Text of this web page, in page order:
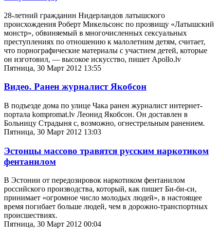
28-летний гражданин Нидерландов латышского
происхождения Роберт Микельсонс по прозвищу «Латышский
монстр», обвиняемый в многочисленных сексуальных
преступлениях по отношению к малолетним детям, считает,
что порнографические материалы с участием детей, которые
он изготовил, — высокое искусство, пишет Apollo.lv
Пятница, 30 Март 2012 13:55
Видео. Ранен журналист Якобсон
В подъезде дома по улице Чака ранен журналист интернет-
портала kompromat.lv Леонид Якобсон. Он доставлен в
Больницу Страдыня с, возможно, огнестрельным ранением.
Пятница, 30 Март 2012 13:03
Эстонцы массово травятся русским наркотиком
фентанилом
В Эстонии от передозировок наркотиком фентанилом
российского производства, который, как пишет Би-би-си,
принимает «огромное число молодых людей», в настоящее
время погибает больше людей, чем в дорожно-транспортных
происшествиях.
Пятница, 30 Март 2012 00:04